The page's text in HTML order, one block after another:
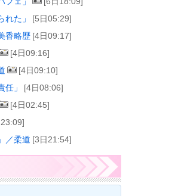
た」 [5日05:29]
香略歴 [4日09:17]
[4日09:16]
[4日09:10]
」 [4日08:06]
[4日02:45]
／柔道 [3日21:54]